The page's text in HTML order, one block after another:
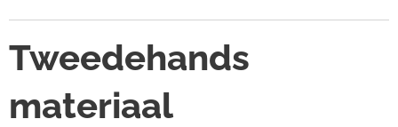
Tweedehands
materiaal